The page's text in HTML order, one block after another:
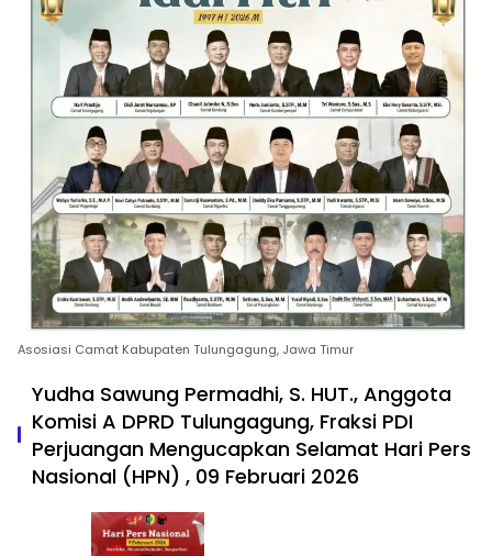
Asosiasi Camat Kabupaten Tulungagung, Jawa Timur
Yudha Sawung Permadhi, S. HUT., Anggota
Komisi A DPRD Tulungagung, Fraksi PDI
Perjuangan Mengucapkan Selamat Hari Pers
Nasional (HPN) , 09 Februari 2026